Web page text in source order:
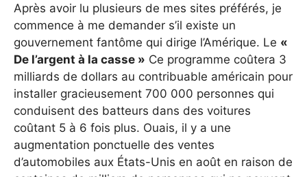
Après avoir lu plusieurs de mes sites préférés, je
commence à me demander s’il existe un
gouvernement fantôme qui dirige l’Amérique. Le «
De l’argent à la casse » Ce programme coûtera 3
milliards de dollars au contribuable américain pour
installer gracieusement 700 000 personnes qui
conduisent des batteurs dans des voitures
coûtant 5 à 6 fois plus. Ouais, il y a une
augmentation ponctuelle des ventes
d’automobiles aux États-Unis en août en raison de